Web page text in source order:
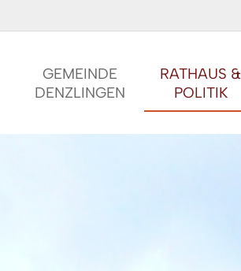
GEMEINDE
DENZLINGEN
RATHAUS &
POLITIK